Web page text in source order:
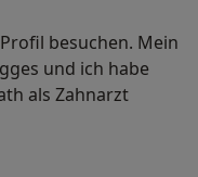
besuchen. Mein
und ich habe
als Zahnarzt